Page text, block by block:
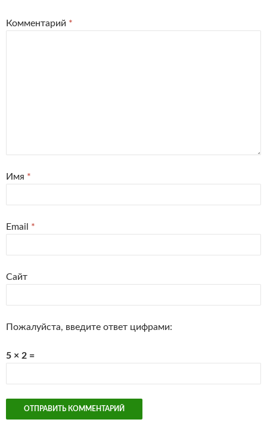
Комментарий *
Имя *
Email *
Сайт
Пожалуйста, введите ответ цифрами:
5 × 2 =